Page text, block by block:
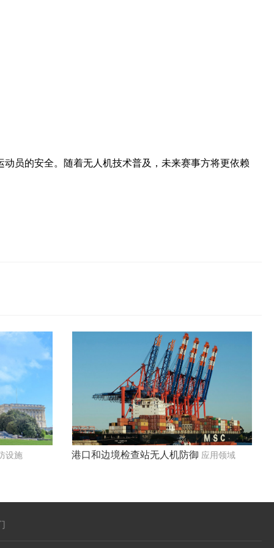
员的安全。随着无人机技术普及，未来赛事方将更依赖
设施 港口和边境检查站无人机防御 应用领域